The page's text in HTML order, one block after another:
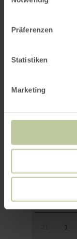
Präferenzen
Statistiken
Marketing
Mo Di
1